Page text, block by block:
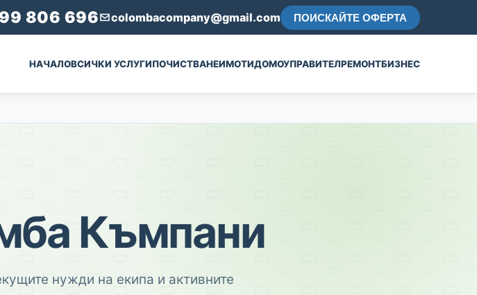
806 696 colombacompany@gmail.com ПОИСКАЙТЕ ОФЕРТА
НАЧАЛОВСИЧКИ УСЛУГИПОЧИСТВАНЕИМОТИДОМОУПРАВИТЕЛРЕМОНТБИЗНЕС
Къмпани
нужди на екипа и активните